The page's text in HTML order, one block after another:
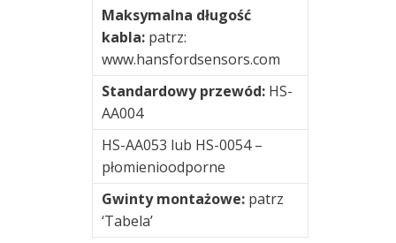
podłączeniowe
Maksymalna długość
kabla: patrz:
www.hansfordsensors.com
Standardowy przewód: HS-
AA004
HS-AA053 lub HS-0054 –
płomienioodporne
Gwinty montażowe: patrz
‘Tabela’